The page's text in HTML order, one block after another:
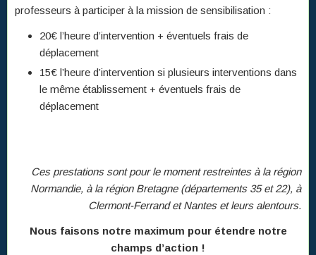
professeurs à participer à la mission de sensibilisation :
20€ l’heure d’intervention + éventuels frais de
déplacement
15€ l’heure d’intervention si plusieurs interventions dans
le même établissement + éventuels frais de
déplacement
Ces prestations sont pour le moment restreintes à la région
Normandie, à la région Bretagne (départements 35 et 22), à
Clermont-Ferrand et Nantes et leurs alentours.
Nous faisons notre maximum pour étendre notre
champs d’action !